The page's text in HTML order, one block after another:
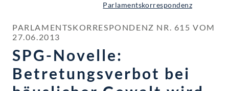
Parlamentskorrespondenz
PARLAMENTSKORRESPONDENZ NR. 615 VOM
27.06.2013
SPG-Novelle:
Betretungsverbot bei